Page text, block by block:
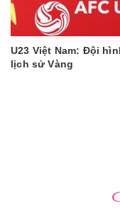
U23 Việt Nam: Đội
lịch sử Vàng